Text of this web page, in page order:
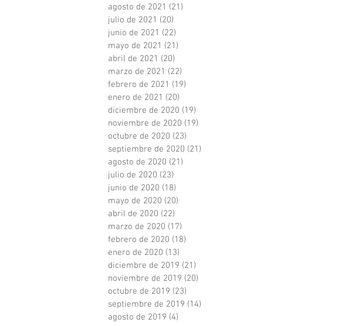
agosto de 2021 (21)
julio de 2021 (20)
junio de 2021 (22)
mayo de 2021 (21)
abril de 2021 (20)
marzo de 2021 (22)
febrero de 2021 (19)
enero de 2021 (20)
diciembre de 2020 (19)
noviembre de 2020 (19)
octubre de 2020 (23)
septiembre de 2020 (21)
agosto de 2020 (21)
julio de 2020 (23)
junio de 2020 (18)
mayo de 2020 (20)
abril de 2020 (22)
marzo de 2020 (17)
febrero de 2020 (18)
enero de 2020 (13)
diciembre de 2019 (21)
noviembre de 2019 (20)
octubre de 2019 (23)
septiembre de 2019 (14)
agosto de 2019 (4)